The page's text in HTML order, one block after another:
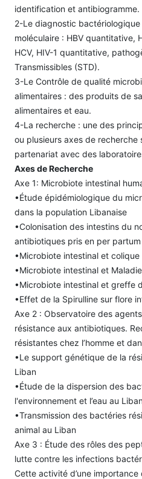
identification et antibiogramme.
2-Le diagnostic
moléculaire : HBV quantitative,
HCV, HIV-1 quantitative,
Transmissibles (STD).
3-Le Contrôle de qualité
alimentaires : des produits de
alimentaires et eau.
4-La recherche : une des
ou plusieurs axes de recherche
partenariat avec des
Axes de Recherche
Axe 1: Microbiote intestinal
•Étude épidémiologique du
dans la population Libanaise
•Colonisation des intestins du
antibiotiques pris en per partum
•Microbiote intestinal et colique
•Microbiote intestinal et
•Microbiote intestinal et greffe
•Effet de la Spirulline sur flore
Axe 2 : Observatoire des
résistance aux antibiotiques.
résistantes chez l’homme et
•Le support génétique de la
Liban
•Étude de la dispersion des
l'environnement et l’eau au
•Transmission des bactéries
animal au Liban
Axe 3 : Étude des rôles des
lutte contre les infections
Cette activité d’une importance